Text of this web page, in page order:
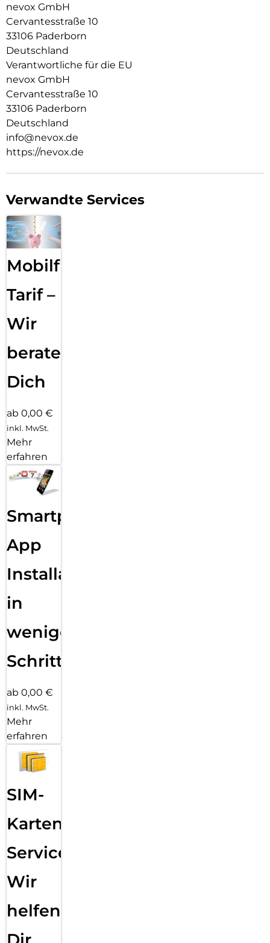
nevox GmbH
Cervantesstraße 10
33106 Paderborn
Deutschland
Verantwortliche für die EU
nevox GmbH
Cervantesstraße 10
33106 Paderborn
Deutschland
info@nevox.de
https://nevox.de
Verwandte Services
Mobilfunk
Tarif –
Wir
beraten
Dich
ab 0,00 €
inkl. MwSt.
Mehr
erfahren
Smartphone
App
Installation
in
wenigen
Schritten
ab 0,00 €
inkl. MwSt.
Mehr
erfahren
SIM-
Karten
Service:
Wir
helfen